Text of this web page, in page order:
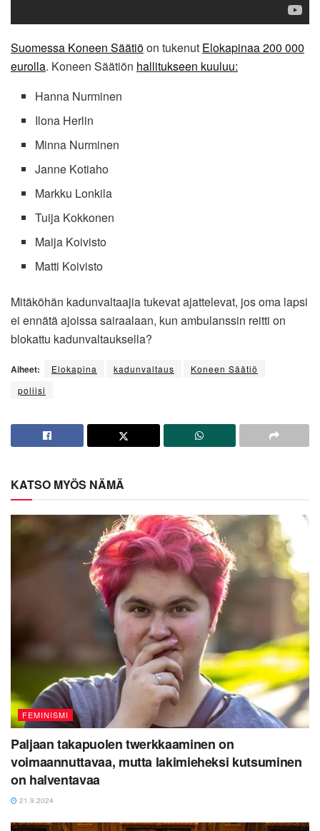
Suomessa Koneen Säätiöon tukenut Elokapinaa 200 000
eurolla. Koneen Säätiön hallitukseen kuuluu:
Hanna Nurminen
Ilona Herlin
Minna Nurminen
Janne Kotiaho
Markku Lonkila
Tuija Kokkonen
Maija Koivisto
Matti Koivisto
Mitäköhän kadunvaltaajia tukevat ajattelevat, jos oma lapsi
ei ennätä ajoissa sairaalaan, kun ambulanssin reitti on
blokattu kadunvaltauksella?
Aiheet: Elokapina kadunvaltaus
Koneen Säätiö
poliisi
KATSO MYÖS NÄMÄ
FEMINISMI
Paljaan takapuolen twerkkaaminen on
voimaannuttavaa, mutta lakimieheksi kutsuminen
on halventavaa
21.9.2024